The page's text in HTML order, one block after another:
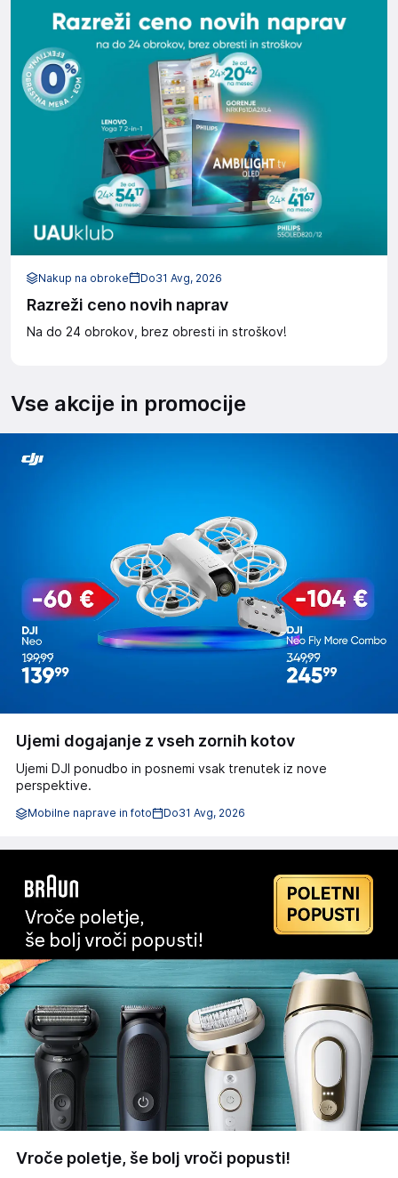
Razreži ceno novih naprav
Na do 24 obrokov, brez obresti in stroškov!
Nakup na obroke Do31 Avg, 2026
Vse akcije in promocije
Ujemi dogajanje z vseh zornih kotov
Ujemi DJI ponudbo in posnemi vsak trenutek iz nove
perspektive.
Mobilne naprave in foto Do31 Avg, 2026
Vroče poletje, še bolj vroči popusti!